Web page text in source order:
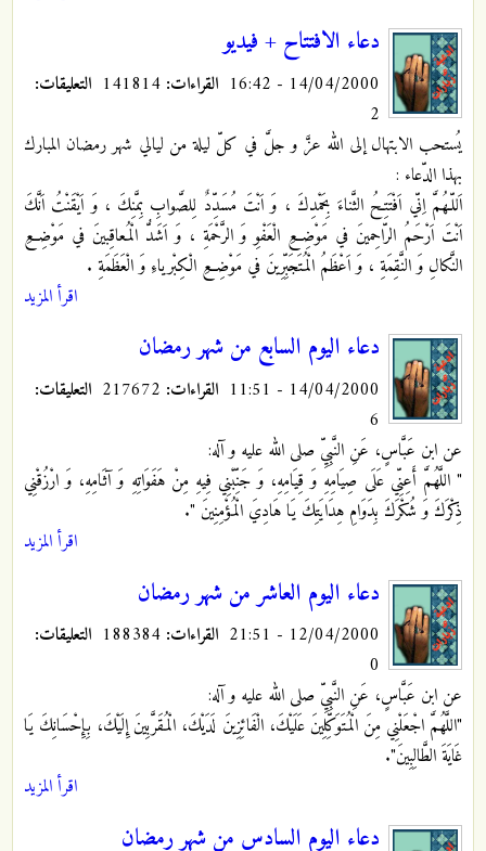
دعاء الافتتاح + فيديو
14/04/2000 - 16:42 القراءات:
التعليقات:
2
يُستحب الابتهال إلى الله عزَّ و جلَّ في كلّ ليلة من ليالي شهر رمضان المبارك
بهذا الدّعاء :
اَللّـهُمَّ اِنّي اَفْتَتِحُ الثَّناءَ بِحَمْدِكَ ، وَ اَنْتَ مُسَدِّدٌ لِلصَّوابِ بِمَّنِكَ ، وَ اَيْقَنْتُ اَنَّكَ
اَنْتَ اَرْحَمُ الرّاحِمينَ في مَوْضِعِ الْعَفْوِ وَ الرَّحْمَةِ ، وَ اَشَدُّ الْمُعاقِبينَ في مَوْضِعِ
النَّكالِ وَ النَّقِمَةِ ، وَ اَعْظَمُ الْمُتَجَبِّرِينَ في مَوْضِعِ الْكِبْرياءِ وَ الْعَظَمَةِ .
اقرأ المزيد
دعاء اليوم السابع من شهر رمضان
14/04/2000 - 11:51 القراءات:
التعليقات:
6
عن ابن عَبَّاسٍ، عَنِ النَّبِيِّ صلى الله عليه و آله:
" اللَّهُمَّ أَعِنِّي عَلَى صِيَامِهِ وَ قِيَامِهِ، وَ جَنِّبْنِي فِيهِ مِنْ هَفَوَاتِهِ وَ آثَامِهِ، وَ ارْزُقْنِي
ذِكْرَكَ وَ شُكْرَكَ بِدَوَامِ هِدَايَتِكَ يَا هَادِيَ الْمُؤْمِنِينَ ".
اقرأ المزيد
دعاء اليوم العاشر من شهر رمضان
12/04/2000 - 21:51 القراءات:
التعليقات:
0
عن ابن عَبَّاسٍ، عَنِ النَّبِيِّ صلى الله عليه و آله:
"اللَّهُمَّ اجْعَلْنِي‏ مِنَ‏ الْمُتَوَكِّلِينَ‏ عَلَيْكَ‏، الْفَائِزِينَ لَدَيْكَ، الْمُقَرَّبِينَ إِلَيْكَ، بِإِحْسَانِكَ يَا
غَايَةَ الطَّالِبِينَ".
اقرأ المزيد
دعاء اليوم السادس من شهر رمضان